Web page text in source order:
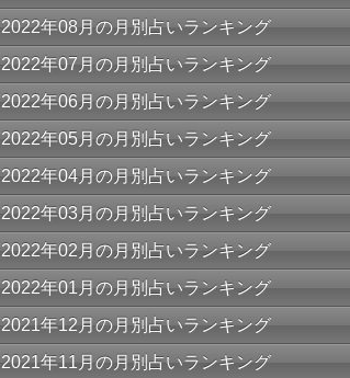
2022年08月の月別占いランキング
2022年07月の月別占いランキング
2022年06月の月別占いランキング
2022年05月の月別占いランキング
2022年04月の月別占いランキング
2022年03月の月別占いランキング
2022年02月の月別占いランキング
2022年01月の月別占いランキング
2021年12月の月別占いランキング
2021年11月の月別占いランキング